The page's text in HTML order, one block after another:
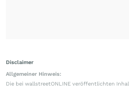
Disclaimer
Allgemeiner Hinweis:
Die bei wallstreetONLINE veröffentlichten